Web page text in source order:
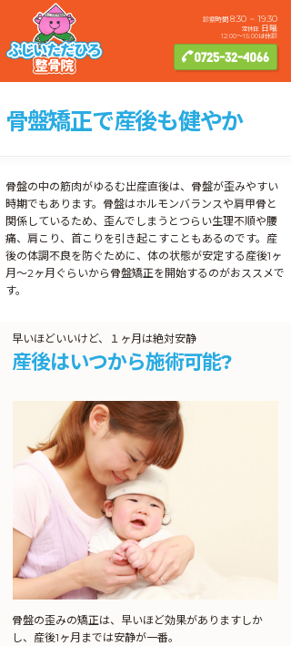
診察時間 8:30 ~ 19:30
定休日: 日曜
12:00〜15:00は休診
0725-32-4066
骨盤矯正で産後も健やか
骨盤の中の筋肉がゆるむ出産直後は、骨盤が歪みやすい
時期でもあります。骨盤はホルモンバランスや肩甲骨と
関係しているため、歪んでしまうとつらい生理不順や腰
痛、肩こり、首こりを引き起こすこともあるのです。産
後の体調不良を防ぐために、体の状態が安定する産後1ヶ
月～2ヶ月ぐらいから骨盤矯正を開始するのがおススメで
す。
早いほどいいけど、１ヶ月は絶対安静
産後はいつから施術可能?
骨盤の歪みの矯正は、早いほど効果がありますしか
し、産後1ヶ月までは安静が一番。